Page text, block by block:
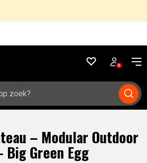
– Modular Outdoor
Big Green Egg